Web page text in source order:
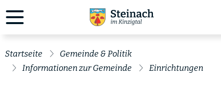
Startseite
Gemeinde & Politik
Informationen zur Gemeinde
Einrichtungen